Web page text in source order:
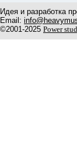
Идея и разработка
Email:
©2001-2025 Power